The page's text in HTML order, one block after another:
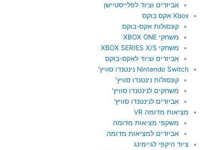
אביזרים וציוד לפלייסטיישן
Xbox אקס בוקס
קונסולות אקס-בוקס
משחקי XBOX ONE
משחקי XBOX SERIES X/S
אביזרים וציוד לאקס-בוקס
Nintendo Switch נינטנדו סוויץ'
קונסולות נינטנדו סוויץ'
משחקים לנינטנדו סוויץ'
אביזרים לנינטנדו סוויץ'
מציאות מדומה VR
משקפי מציאות מדומה
אביזרים למציאות מדומה
ציוד היקפי לגיימינג